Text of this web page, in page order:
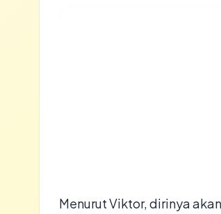
Menurut Viktor, dirinya